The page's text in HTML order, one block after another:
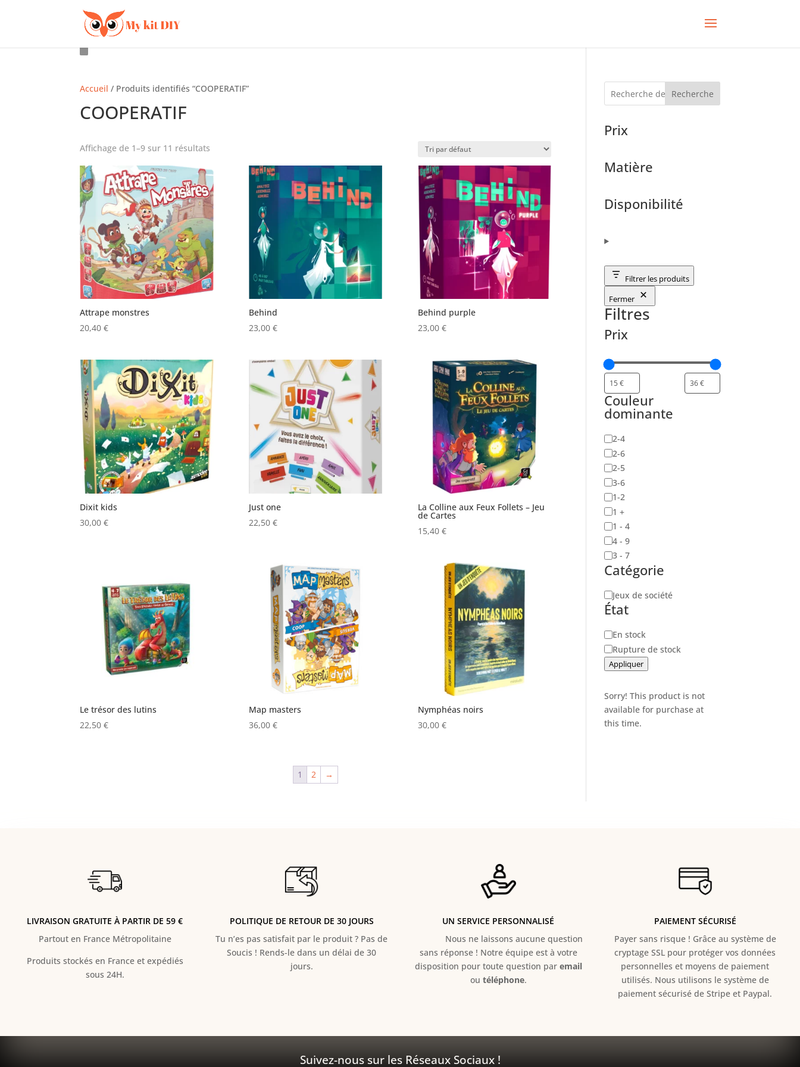
Accueil / Produits identifiés “COOPERATIF”
COOPERATIF
Affichage de 1–9 sur 11 résultats
Attrape monstres
20,40€
Behind
23,00 €
Behind purple
23,00 €
Dixit kids
30,00€
Just one
22,50 €
La Colline aux Feux Follets – Jeu
de Cartes
15,40 €
Le trésor des lutins
22,50€
Map masters
36,00 €
Nymphéas noirs
30,00 €
1 2 →
Recherche
Prix
Matière
Disponibilité
Filtrer les produits
Fermer
Filtres
Prix
Couleur
dominante
Nombre
de
joueurs
2-4
2-6
2-5
3-6
1-2
1 +
1 - 4
4 - 9
3 - 7
Catégorie
Catégorie
Jeux de société
État
Disponibilité
En stock
Rupture de stock
Appliquer
Sorry! This product is not
available for purchase at
this time.
LIVRAISON GRATUITE À PARTIR DE 59 €
Partout en France Métropolitaine
Produits stockés en France et expédiés
sous 24H.
POLITIQUE DE RETOUR DE 30 JOURS
Tu n’es pas satisfait par le produit ? Pas de
Soucis ! Rends-le dans un délai de 30
jours.
UN SERVICE PERSONNALISÉ
Nous ne laissons aucune question
sans réponse ! Notre équipe est à votre
disposition pour toute question par email
ou téléphone.
PAIEMENT SÉCURISÉ
Payer sans risque ! Grâce au système de
cryptage SSL pour protéger vos données
personnelles et moyens de paiement
utilisés. Nous utilisons le système de
paiement sécurisé de Stripe et Paypal.
Suivez-nous sur les Réseaux Sociaux !